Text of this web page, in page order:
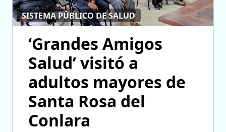
SISTEMA PÚBLICO DE SALUD
‘Grandes Amigos
Salud’ visitó a
adultos mayores de
Santa Rosa del
Conlara